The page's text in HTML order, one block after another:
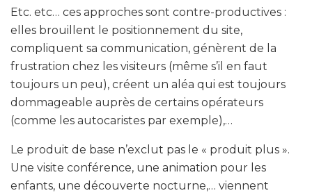
Etc. etc… ces approches sont contre-productives :
elles brouillent le positionnement du site,
compliquent sa communication, génèrent de la
frustration chez les visiteurs (même s’il en faut
toujours un peu), créent un aléa qui est toujours
dommageable auprès de certains opérateurs
(comme les autocaristes par exemple),…
Le produit de base n’exclut pas le « produit plus ».
Une visite conférence, une animation pour les
enfants, une découverte nocturne,… viennent